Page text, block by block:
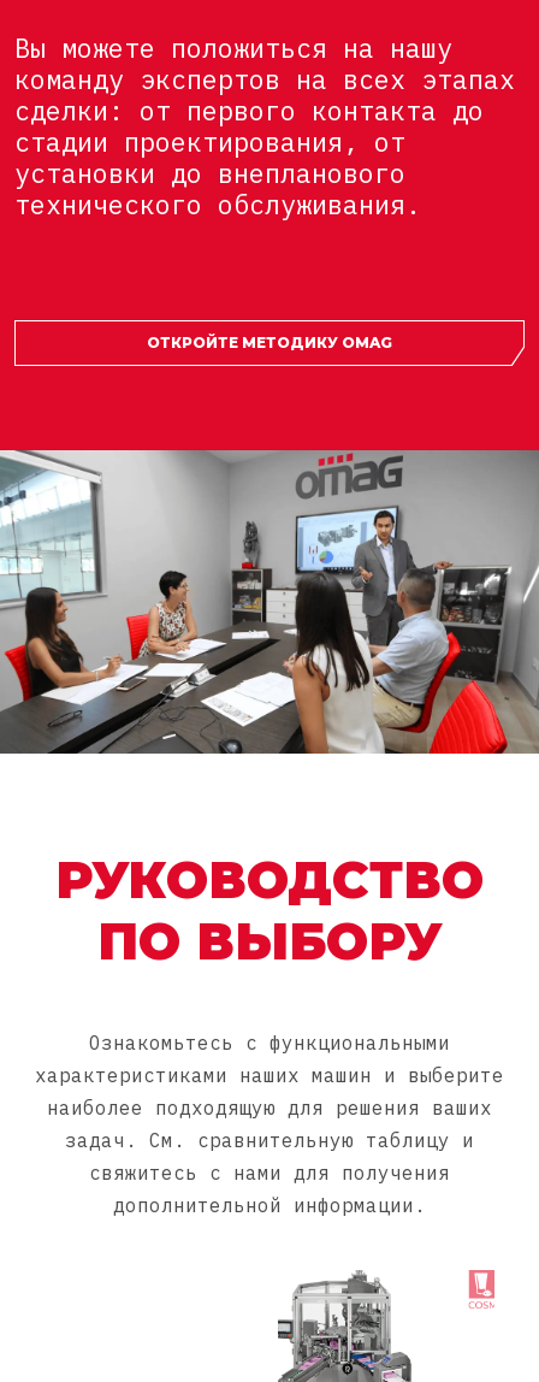
Вы можете положиться на нашу
команду экспертов на всех этапах
сделки: от первого контакта до
стадии проектирования, от
установки до внепланового
технического обслуживания.
ОТКРОЙТЕ МЕТОДИКУ OMAG
РУКОВОДСТВО
ПО ВЫБОРУ
Ознакомьтесь с функциональными
характеристиками наших машин и выберите
наиболее подходящую для решения ваших
задач. См. сравнительную таблицу и
свяжитесь с нами для получения
дополнительной информации.